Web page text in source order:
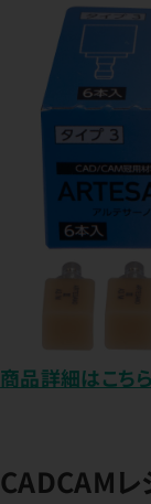
商品詳細はこちら
CADCAM